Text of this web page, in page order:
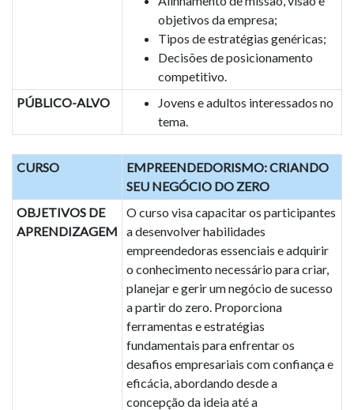
objetivos da empresa;
Tipos de estratégias genéricas;
Decisões de posicionamento
competitivo.
PÚBLICO-ALVO
Jovens e adultos interessados no
tema.
CURSO
EMPREENDEDORISMO: CRIANDO
SEU NEGÓCIO DO ZERO
OBJETIVOS DE
APRENDIZAGEM
O curso visa capacitar os participantes
a desenvolver habilidades
empreendedoras essenciais e adquirir
o conhecimento necessário para criar,
planejar e gerir um negócio de sucesso
a partir do zero. Proporciona
ferramentas e estratégias
fundamentais para enfrentar os
desafios empresariais com confiança e
eficácia, abordando desde a
concepção da ideia até a